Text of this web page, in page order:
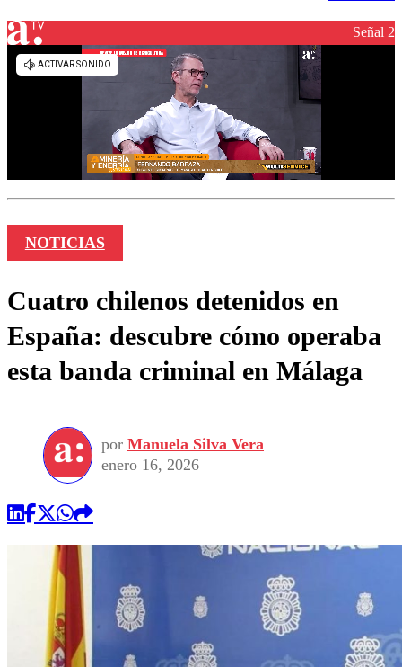
Señal 2
NOTICIAS
Cuatro chilenos detenidos en
España: descubre cómo operaba
esta banda criminal en Málaga
por Manuela Silva Vera
enero 16, 2026